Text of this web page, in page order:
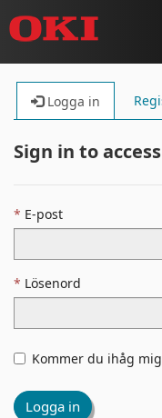
Logga in
Sign in to
E-post
Lösenord
Kommer du ihåg
Logga in